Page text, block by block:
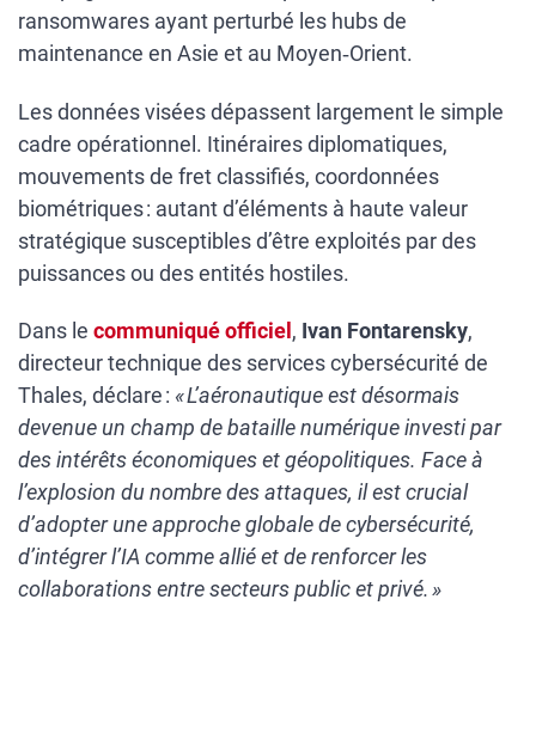
ransomwares ayant perturbé les hubs de
maintenance en Asie et au Moyen‑Orient.
Les données visées dépassent largement le simple
cadre opérationnel. Itinéraires diplomatiques,
mouvements de fret classifiés, coordonnées
biométriques : autant d’éléments à haute valeur
stratégique susceptibles d’être exploités par des
puissances ou des entités hostiles.
Dans le communiqué officiel , Ivan Fontarensky,
directeur technique des services cybersécurité de
Thales, déclare : « L’aéronautique est désormais
devenue un champ de bataille numérique investi par
des intérêts économiques et géopolitiques. Face à
l’explosion du nombre des attaques, il est crucial
d’adopter une approche globale de cybersécurité,
d’intégrer l’IA comme allié et de renforcer les
collaborations entre secteurs public et privé. »